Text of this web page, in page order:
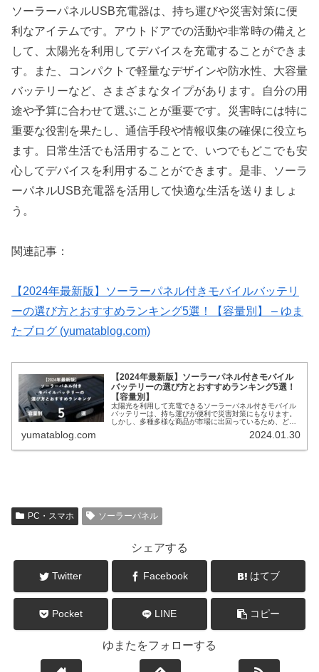
ソーラーパネルUSB充電器は、持ち運びや災害対策に便
利なアイテムです。アウトドアでの活動や非常時の備えと
して、太陽光を利用してデバイスを充電することができま
す。また、コンパクトで軽量なデザインや防水性、大容量
バッテリーなど、さまざまなタイプがあります。自分の用
途や予算に合わせて選ぶことが重要です。災害時には特に
重要な役割を果たし、通信手段や情報収集の確保に役立ち
ます。日常生活でも活用することで、いつでもどこでも安
心してデバイスを利用することができます。是非、ソーラ
ーパネルUSB充電器を活用して快適な生活を送りましょ
う。
関連記事：
【2024年最新版】ソーラーパネル付きモバイルバッテリ
ーの選び方とおすすめランキング5選！【容量別】 – ゆま
たブログ (yumatablog.com)
【2024年最新版】ソーラーパネル付きモバイル
バッテリーの選び方とおすすめランキング5選！
【容量別】
太陽光を利用して充電できるソーラーパネル付きモバイル
バッテリーは、持ち運びが便利で災害対策にもなります。
しかし、多種多様な商品が市場に出回っているため、どれ
yumatablog.com 2024.01.30
PC・スマホ ソーラーパネル
シェアする
Twitter Facebook はてブ
Pocket LINE コピー
ゆまたをフォローする